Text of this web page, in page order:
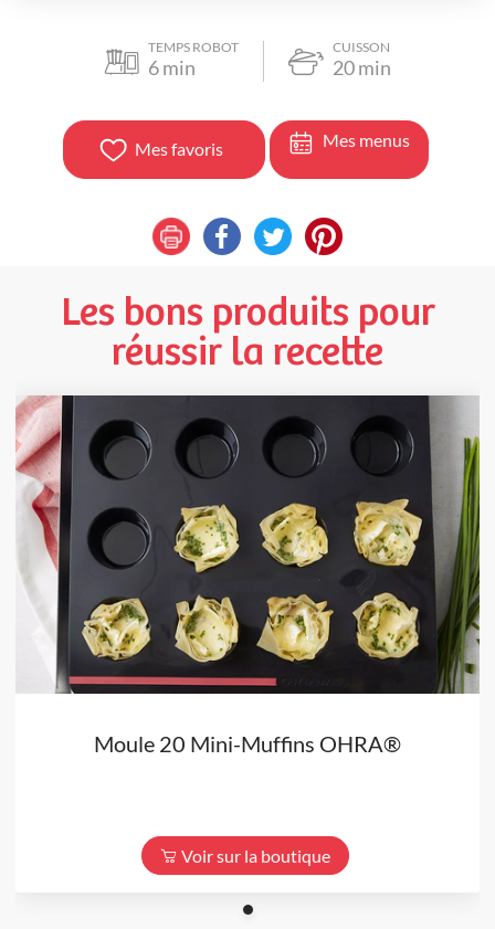
TEMPS ROBOT
6min
CUISSON
20min
Mes favoris Mes menus
Les bons produits pour
réussir la recette
Moule 20 Mini-Muffins OHRA®
Voir sur la boutique